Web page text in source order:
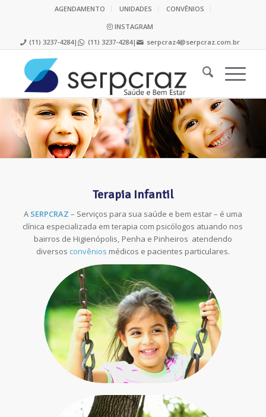
AGENDAMENTO UNIDADES
CONVÊNIOS
INSTAGRAM
(11) 3237-4284| (11) 3237-4284| serpcraz4@serpcraz.com.br
Terapia Infantil
A SERPCRAZ – Serviços para sua saúde e bem estar – é uma
clínica especializada em terapia com psicólogos atuando nos
bairros de Higienópolis, Penha e Pinheiros atendendo
diversos convênios médicos e pacientes particulares.